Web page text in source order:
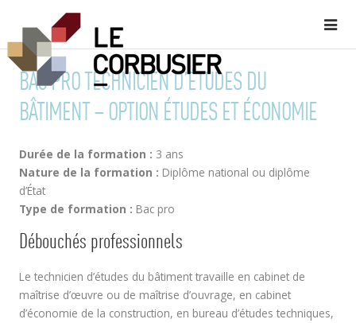
BAC PRO TECHNICIEN D’ÉTUDES DU
BÂTIMENT – OPTION ÉTUDES ET ÉCONOMIE
Durée de la formation : 3 ans
Nature de la formation : Diplôme national ou diplôme
d’État
Type de formation : Bac pro
Débouchés professionnels
Le technicien d’études du bâtiment travaille en cabinet de
maîtrise d’œuvre ou de maîtrise d’ouvrage, en cabinet
d’économie de la construction, en bureau d’études techniques,